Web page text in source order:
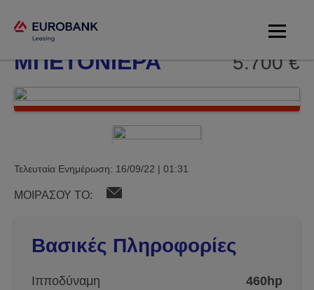
MAN 19462 -
ΜΠΕΤΟΝΙΕΡΑ
5.700 €
Τελευταία Ενημέρωση: 16/09/22 | 01:31
ΜΟΙΡΑΣΟΥ ΤΟ:
Βασικές Πληροφορίες
Ιπποδύναμη 460hp